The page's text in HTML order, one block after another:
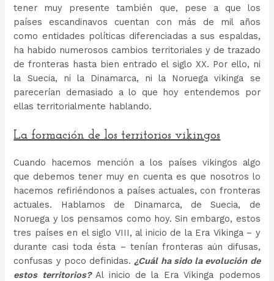
tener muy presente también que, pese a que los
países escandinavos cuentan con más de mil años
como entidades políticas diferenciadas a sus espaldas,
ha habido numerosos cambios territoriales y de trazado
de fronteras hasta bien entrado el siglo XX. Por ello, ni
la Suecia, ni la Dinamarca, ni la Noruega vikinga se
parecerían demasiado a lo que hoy entendemos por
ellas territorialmente hablando.
La formación de los territorios vikingos
Cuando hacemos mención a los países vikingos algo
que debemos tener muy en cuenta es que nosotros lo
hacemos refiriéndonos a países actuales, con fronteras
actuales. Hablamos de Dinamarca, de Suecia, de
Noruega y los pensamos como hoy. Sin embargo, estos
tres países en el siglo VIII, al inicio de la Era Vikinga – y
durante casi toda ésta – tenían fronteras aún difusas,
confusas y poco definidas.¿Cuál ha sido la evolución de
estos territorios?Al inicio de la Era Vikinga podemos